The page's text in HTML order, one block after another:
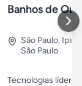
São Paulo,
São Paulo
Tecnologias